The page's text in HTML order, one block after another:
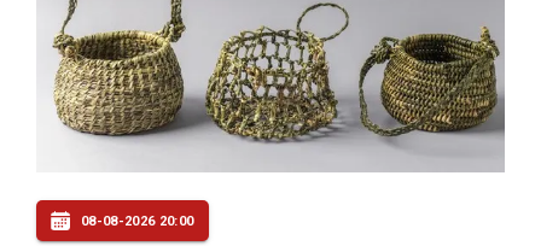
08-08-2026 20:00